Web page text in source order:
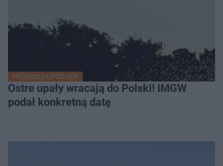
PROGNOZA POGODY
Ostre upały wracają do Polski! IMGW
podał konkretną datę